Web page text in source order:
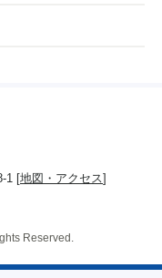
1 [地図・アクセス]
Reserved.